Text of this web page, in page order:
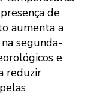
de
aumenta a
segunda-
e
reduzir